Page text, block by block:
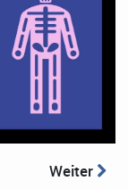
Weiter